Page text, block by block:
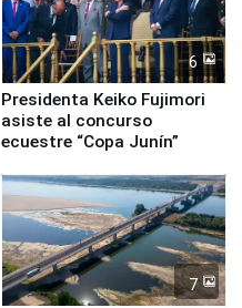
6
Presidenta Keiko Fujimori
asiste al concurso
ecuestre “Copa Junín”
7